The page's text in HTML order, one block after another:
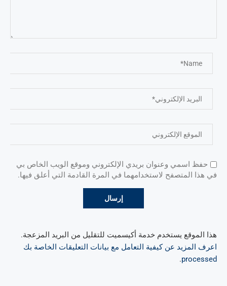
حفظ اسمي وعنوان بريدي الإلكتروني وموقع الويب الخاص بي
في هذا المتصفح لاستخدامهما في المرة القادمة التي أعلق فيها.
هذا الموقع يستخدم خدمة أكيسميت للتقليل من البريد المزعجة.
اعرف المزيد عن كيفية التعامل مع بيانات التعليقات الخاصة بك
processed
.